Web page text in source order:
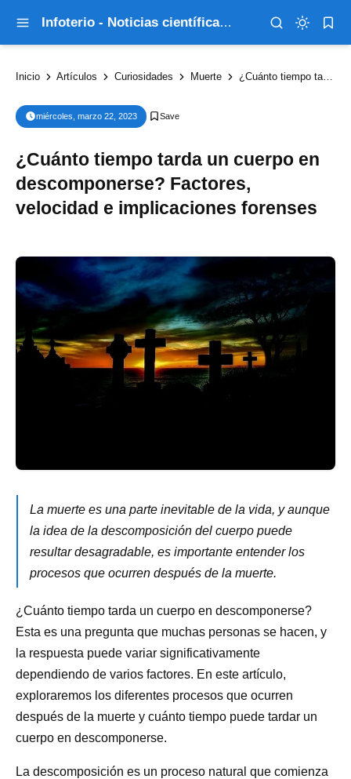
Infoterio - Noticias científicas que explican el mundo
Inicio Artículos Curiosidades Muerte ¿Cuánto tiempo tarda un cuerpo en descomponerse? Factores, velocidad e implicaciones forenses
miércoles, marzo 22, 2023
¿Cuánto tiempo tarda un cuerpo en
descomponerse? Factores,
velocidad e implicaciones forenses
La muerte es una parte inevitable de la vida, y aunque
la idea de la descomposición del cuerpo puede
resultar desagradable, es importante entender los
procesos que ocurren después de la muerte.
¿Cuánto tiempo tarda un cuerpo en descomponerse?
Esta es una pregunta que muchas personas se hacen, y
la respuesta puede variar significativamente
dependiendo de varios factores. En este artículo,
exploraremos los diferentes procesos que ocurren
después de la muerte y cuánto tiempo puede tardar un
cuerpo en descomponerse.
La descomposición es un proceso natural que comienza